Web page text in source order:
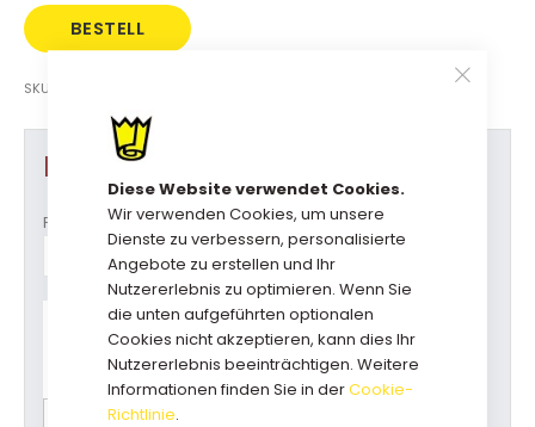
Diese Website verwendet Cookies.
Wir verwenden Cookies, um unsere
Dienste zu verbessern, personalisierte
Angebote zu erstellen und Ihr
Nutzererlebnis zu optimieren. Wenn Sie
die unten aufgeführten optionalen
Cookies nicht akzeptieren, kann dies Ihr
Nutzererlebnis beeinträchtigen. Weitere
Informationen finden Sie in derCookie-
Richtlinie.
BESTELL
SKU
Produkt Optionen
Formaat (b x d x h)
Haben Sie Fragen zu diesem
Produkt?
Rufen Sie uns an: +31(0)73-5229800
kundendienst@geschenkboxdirekt.de